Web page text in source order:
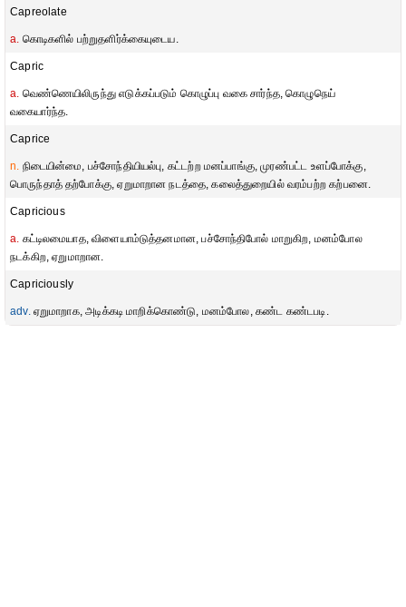
Capreolate
a. கொடிகளில் பற்றுதளிர்க்கையுடைய.
Capric
a. வெண்ணெயிலிருந்து எடுக்கப்படும் கொழுப்பு வகை சார்ந்த, கொழுநெய்
வகையார்ந்த.
Caprice
n. நிடையின்மை, பச்சோந்தியியல்பு, கட்டற்ற மனப்பாங்கு, முரண்பட்ட உளப்போக்கு,
பொருந்தாத் தற்போக்கு, ஏறுமாறான நடத்தை, கலைத்துறையில் வரம்பற்ற கற்பனை.
Capricious
a. கட்டிலமையாத, விளையாம்டுத்தனமான, பச்சோந்திபோல் மாறுகிற, மனம்போல
நடக்கிற, ஏறுமாறான.
Capriciously
adv.ஏறுமாறாக, அடிக்கடி மாறிக்கொண்டு, மனம்போல, கண்ட கண்டபடி.